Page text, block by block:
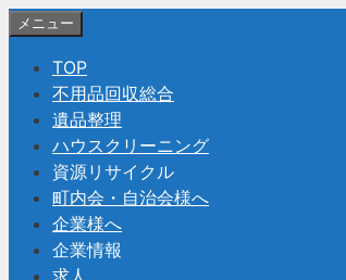
コメニュー
TOP
不用品回収総合
遺品整理
ハウスクリーニング
資源リサイクル
町内会・自治会様へ
企業様へ
企業情報
求人